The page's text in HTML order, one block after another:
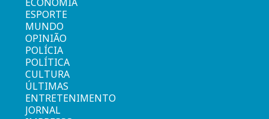
ESPORTE
MUNDO
OPINIÃO
POLÍCIA
POLÍTICA
CULTURA
ÚLTIMAS
ENTRETENIMENTO
JORNAL